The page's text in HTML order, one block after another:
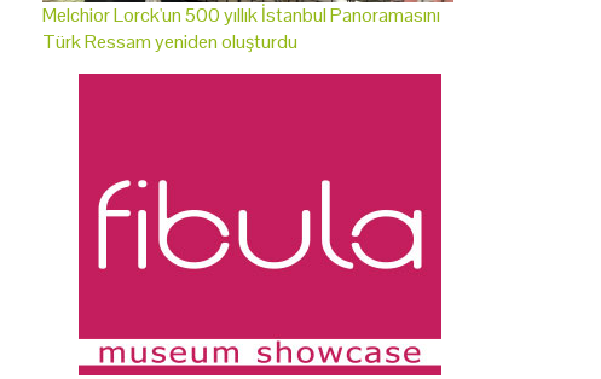
Melchior Lorck'un 500 yıllık İstanbul Panoramasını
Türk Ressam yeniden oluşturdu